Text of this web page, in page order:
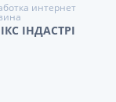
интернет
ІНДАСТРІ